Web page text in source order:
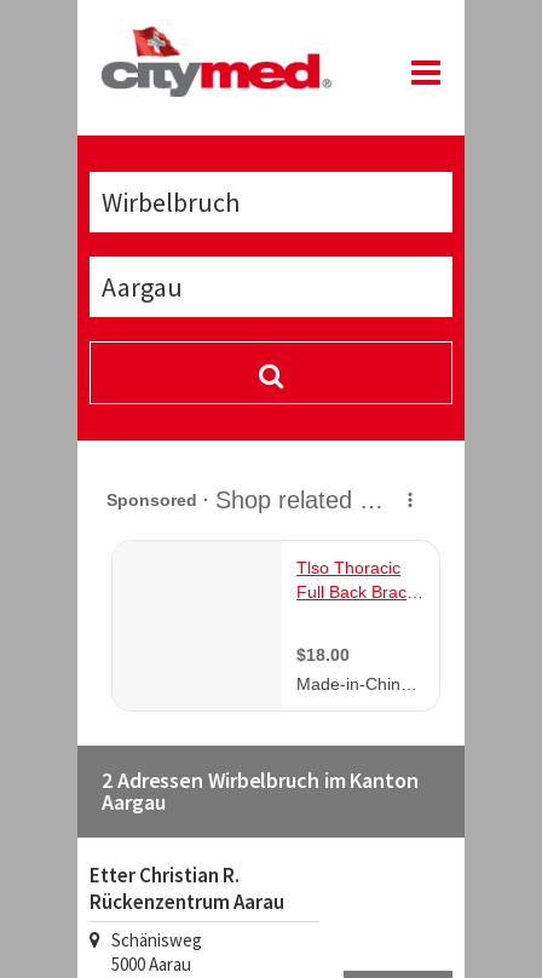
2 Adressen Wirbelbruch im Kanton
Aargau
Etter Christian R.
Rückenzentrum Aarau
Schänisweg
5000Aarau